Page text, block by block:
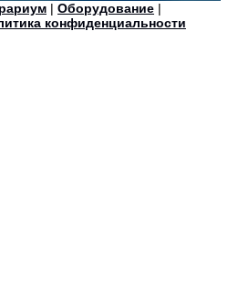
| Оборудование |
конфиденциальности